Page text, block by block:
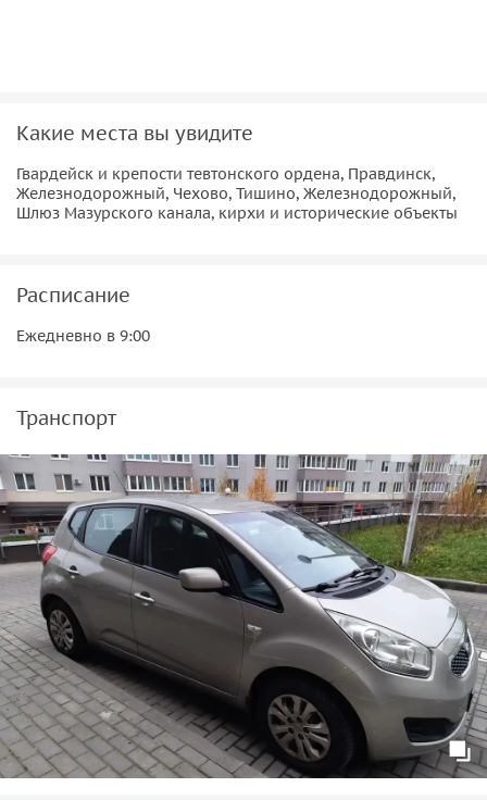
Какие места вы увидите
Гвардейск и крепости тевтонского ордена, Правдинск,
Железнодорожный, Чехово, Тишино, Железнодорожный,
Шлюз Мазурского канала, кирхи и исторические объекты
Расписание
Ежедневно в 9:00
Транспорт